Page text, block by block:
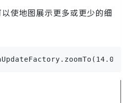
使地图展示更多或更少的细